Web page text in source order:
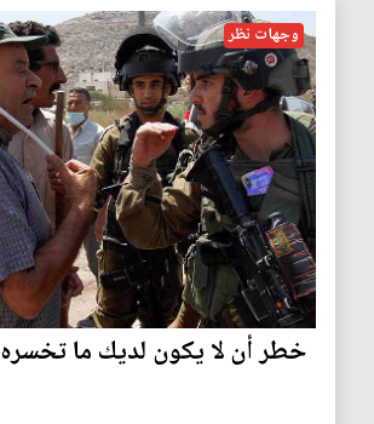
وجهات نظر
خطر أن لا يكون لديك ما تخسره